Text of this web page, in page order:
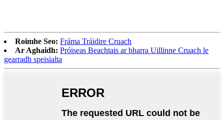
Roimhe Seo: Fráma Tráidire Cruach
Ar Aghaidh: Próiseas Beachtais ar bharra Uillinne Cruach le
gearradh speisialta